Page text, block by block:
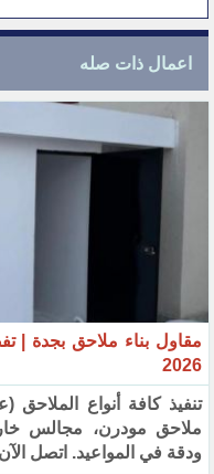
اعمال ذات صله
مقاول بناء ملاحق بجدة |
2026
تنفيذ كافة أنواع
ملاحق مودرن، مجالس
ودقة في المواعيد. اتصل الآن